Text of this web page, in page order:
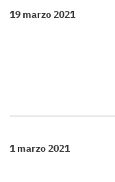
19 marzo 2021
1 marzo 2021